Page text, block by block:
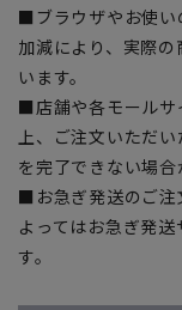
■ブラウザやお使い
加減により、実際
います。
■店舗や各モールサ
上、ご注文いただ
を完了できない場合
■お急ぎ発送のご注
よってはお急ぎ発
す。